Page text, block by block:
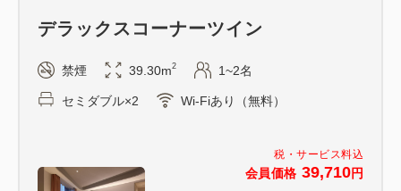
税・サービス料込
会員価格 39,710円
デラックスコーナーツイン
禁煙 39.30m2 1~2名
セミダブル×2 Wi-Fiあり（無料）